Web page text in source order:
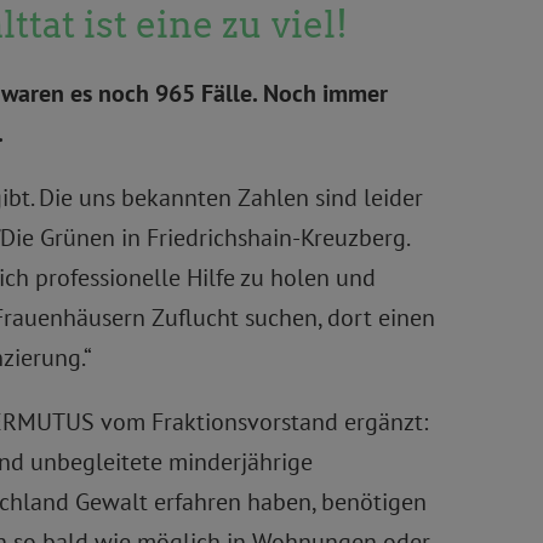
ist eine zu viel!
es noch 965 Fälle. Noch immer
Die uns bekannten Zahlen sind leider
Grünen in Friedrichshain-Kreuzberg.
professionelle Hilfe zu holen und
Zuflucht suchen, dort einen
vom Fraktionsvorstand ergänzt:
unbegleitete minderjährige
Gewalt erfahren haben, benötigen